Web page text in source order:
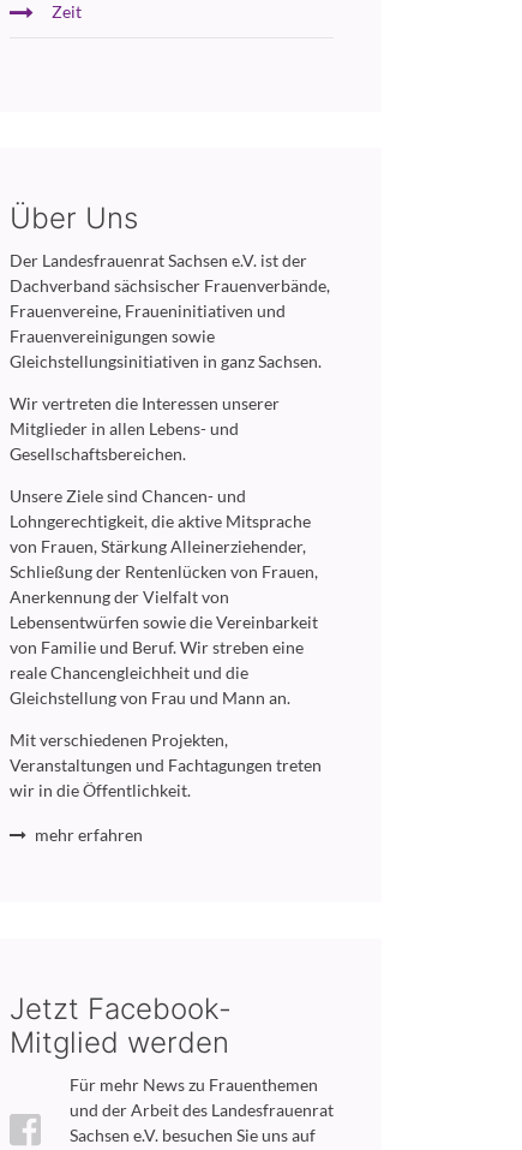
Zeit
Über Uns
Der Landesfrauenrat Sachsen e.V. ist der
Dachverband sächsischer Frauenverbände,
Frauenvereine, Fraueninitiativen und
Frauenvereinigungen sowie
Gleichstellungsinitiativen in ganz Sachsen.
Wir vertreten die Interessen unserer
Mitglieder in allen Lebens- und
Gesellschaftsbereichen.
Unsere Ziele sind Chancen- und
Lohngerechtigkeit, die aktive Mitsprache
von Frauen, Stärkung Alleinerziehender,
Schließung der Rentenlücken von Frauen,
Anerkennung der Vielfalt von
Lebensentwürfen sowie die Vereinbarkeit
von Familie und Beruf. Wir streben eine
reale Chancengleichheit und die
Gleichstellung von Frau und Mann an.
Mit verschiedenen Projekten,
Veranstaltungen und Fachtagungen treten
wir in die Öffentlichkeit.
mehr erfahren
Jetzt Facebook-
Mitglied werden
Für mehr News zu Frauenthemen
und der Arbeit des Landesfrauenrat
Sachsen e.V. besuchen Sie uns auf